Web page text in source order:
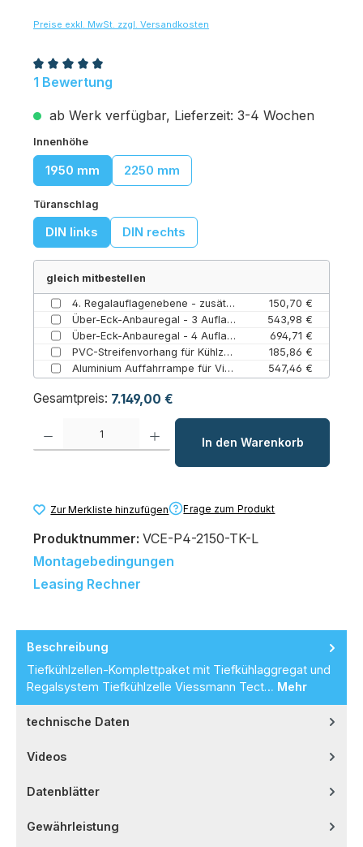
Preise exkl. MwSt. zzgl. Versandkosten
Durchschnittliche Bewertung von 5 von 5 Sternen
1 Bewertung
ab Werk verfügbar, Lieferzeit: 3-4 Wochen
Innenhöheauswählen
1950 mm 2250 mm
Türanschlag
DIN links DIN rechts
gleich mitbestellen
4. Regalauflagenebene - zusätzliche geschlossene Bodenauflage Almo Norm 20 (Tiefkühlung (TK) / Paket 4)
150,70 €
Über-Eck-Anbauregal - 3 Auflagen (3 / Paket 4 und 5)
543,98 €
Über-Eck-Anbauregal - 4 Auflagen (Paket 4 und 5 / 4)
694,71 €
PVC-Streifenvorhang für Kühlzellen – Lamellenvorhang Energiesparer (820 mm / 1945 mm)
185,86 €
Aluminium Auffahrrampe für Viessmann Kühlzellen bis 800 mm Türbreite (131 mm)
547,46 €
Gesamtpreis: 7.149,00 €
Produkt Anzahl: Gib den gewünschten Wert ein oder benutze die
In den Warenkorb
Zur Merkliste hinzufügen Frage zum Produkt
Produktnummer: VCE-P4-2150-TK-L
Montagebedingungen
Leasing Rechner
Beschreibung
Tiefkühlzellen-Komplettpaket mit Tiefkühlaggregat und
Regalsystem Tiefkühlzelle Viessmann Tect… Mehr
technische Daten
Videos
Datenblätter
Gewährleistung